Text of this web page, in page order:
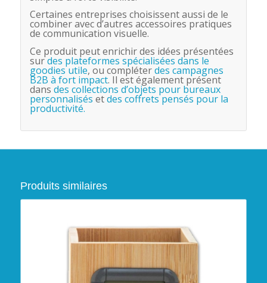
Certaines entreprises choisissent aussi de le
combiner avec d’autres accessoires pratiques
de communication visuelle.
Ce produit peut enrichir des idées présentées
surdes plateformes spécialisées dans le
goodies utile, ou compléterdes campagnes
B2B à fort impact. Il est également présent
dans des collections d’objets pour bureaux
personnalisés etdes coffrets pensés pour la
productivité.
Produits similaires